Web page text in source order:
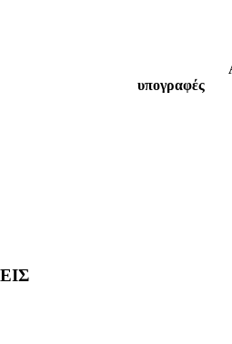
υπογραφές